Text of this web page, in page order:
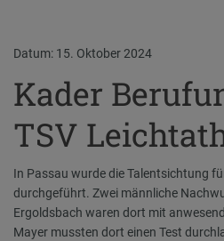
Datum: 15. Oktober 2024
Kader
TSV
In Passau wurde die Talentsichtung
durchgeführt. Zwei männliche
Ergoldsbach waren dort mit
Mayer mussten dort einen Test